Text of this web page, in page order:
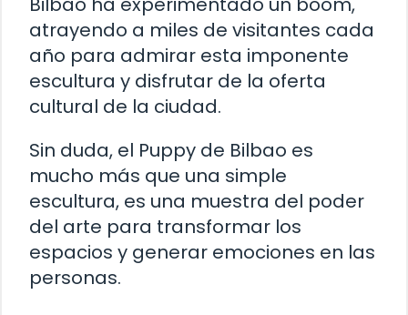
atrayendo a miles de visitantes cada
año para admirar esta imponente
escultura y disfrutar de la oferta
cultural de la ciudad.
Sin duda, el Puppy de Bilbao es
mucho más que una simple
escultura, es una muestra del poder
del arte para transformar los
espacios y generar emociones en las
personas.